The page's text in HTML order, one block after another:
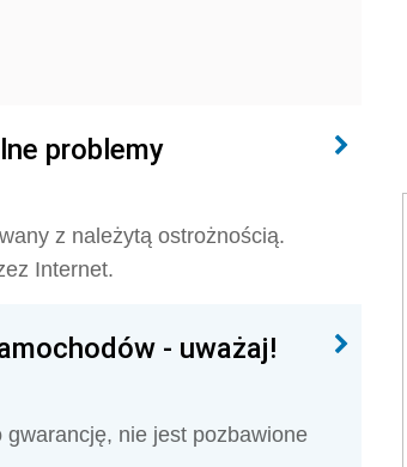
problemy
z należytą ostrożnością.
Internet.
- uważaj!
nie jest pozbawione